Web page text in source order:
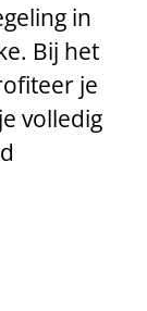
in
Bij het
je
volledig